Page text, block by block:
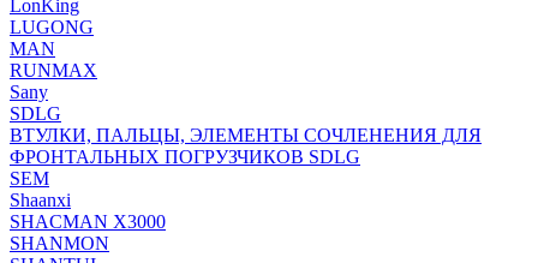
LonKing
LUGONG
MAN
RUNMAX
Sany
SDLG
ВТУЛКИ, ПАЛЬЦЫ, ЭЛЕМЕНТЫ СОЧЛЕНЕНИЯ ДЛЯ
ФРОНТАЛЬНЫХ ПОГРУЗЧИКОВ SDLG
SEM
Shaanxi
SHACMAN X3000
SHANMON